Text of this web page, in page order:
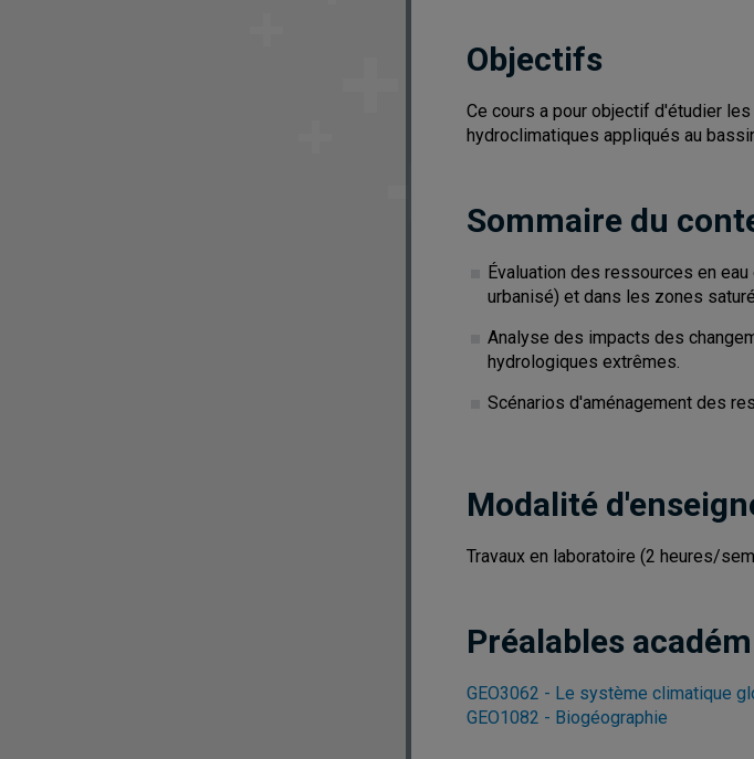
Objectifs
Ce cours a pour objectif d'étudier
hydroclimatiques appliqués au
Sommaire du
Évaluation des ressources en
urbanisé) et dans les zones
Analyse des impacts des
hydrologiques extrêmes.
Scénarios d'aménagement des
Modalité
Travaux en laboratoire (2 heures/
Préalables
GEO3062 - Le système climatique
GEO1082 - Biogéographie